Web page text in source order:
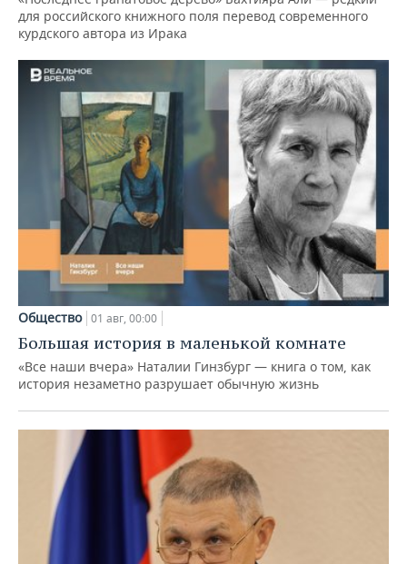
для российского книжного поля перевод современного
курдского автора из Ирака
Общество 01 авг, 00:00
Большая история в маленькой комнате
«Все наши вчера» Наталии Гинзбург — книга о том, как
история незаметно разрушает обычную жизнь